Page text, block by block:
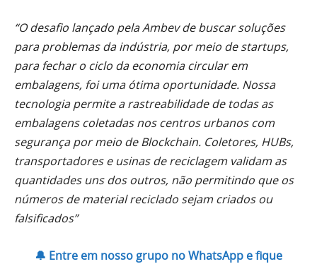
“O desafio lançado pela Ambev de buscar soluções
para problemas da indústria, por meio de startups,
para fechar o ciclo da economia circular em
embalagens, foi uma ótima oportunidade. Nossa
tecnologia permite a rastreabilidade de todas as
embalagens coletadas nos centros urbanos com
segurança por meio de Blockchain. Coletores, HUBs,
transportadores e usinas de reciclagem validam as
quantidades uns dos outros, não permitindo que os
números de material reciclado sejam criados ou
falsificados”
🔔 Entre em nosso grupo no WhatsApp e fique